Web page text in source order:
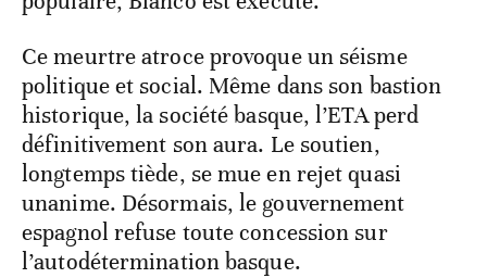
Ce meurtre atroce provoque un séisme
politique et social. Même dans son bastion
historique, la société basque, l’ETA perd
définitivement son aura. Le soutien,
longtemps tiède, se mue en rejet quasi
unanime. Désormais, le gouvernement
espagnol refuse toute concession sur
l’autodétermination basque.